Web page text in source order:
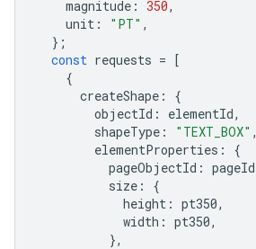
magnitude : 350,
unit : "PT" ,
};
const requests = [
{
createShape :
{
objectId : elementId,
shapeType : "TEXT_BOX" ,
elementProperties :
{
pageObjectId : pageId
size :
{
height : pt350,
width : pt350,
},